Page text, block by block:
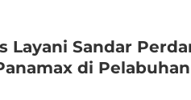
Layani Sandar
di Pelabuhan